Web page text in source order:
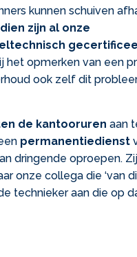
kunnen schuiven
zijn al onze
het opmerken van een
ook zelf dit
de kantooruren aan
permanentiedienst
dringende oproepen.
onze collega die ‘van
technieker aan die op